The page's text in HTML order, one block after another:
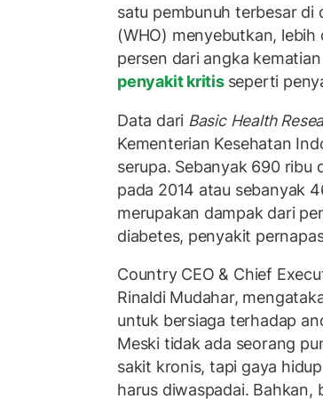
satu pembunuh terbesar di
(WHO) menyebutkan,
persen dari angka
penyakit kritis seperti
Data dari Basic Health
Kementerian Kesehatan
serupa. Sebanyak 690 ribu
pada 2014 atau sebanyak
merupakan dampak dari
diabetes, penyakit
Country CEO & Chief
Rinaldi Mudahar,
untuk bersiaga terhadap
Meski tidak ada seorang
sakit kronis, tapi gaya
harus diwaspadai.